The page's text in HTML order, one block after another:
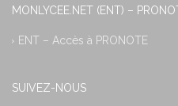
MONLYCEE.NET (ENT) –
ENT – Accès à PRONOTE
SUIVEZ-NOUS